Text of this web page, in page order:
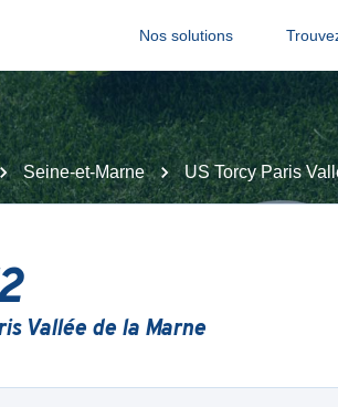
Nos solutions
Seine-et-Marne US Torcy Paris
Vallée de la Marne